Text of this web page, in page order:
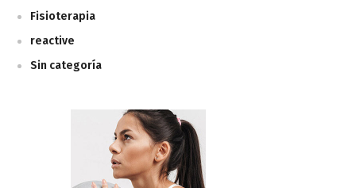
Fisioterapia
reactive
Sin categoría